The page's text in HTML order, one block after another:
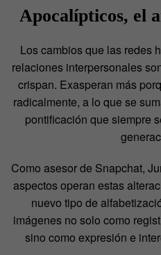
Apocalípticos, el
Los cambios que las redes
relaciones interpersonales
crispan. Exasperan más
radicalmente, a lo que se
pontificación que siempre
Como asesor de Snapchat,
aspectos operan estas
nuevo tipo de
imágenes no solo como
sino como expresión e